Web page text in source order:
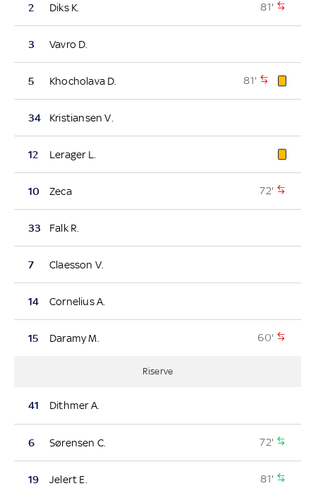
2 Diks K. 81'
3 Vavro D.
5 Khocholava D. 81'
34 Kristiansen V.
12 Lerager L.
10 Zeca 72'
33 Falk R.
7 Claesson V.
14 Cornelius A.
15 Daramy M. 60'
Riserve
41 Dithmer A.
6 Sørensen C. 72'
19 Jelert E. 81'